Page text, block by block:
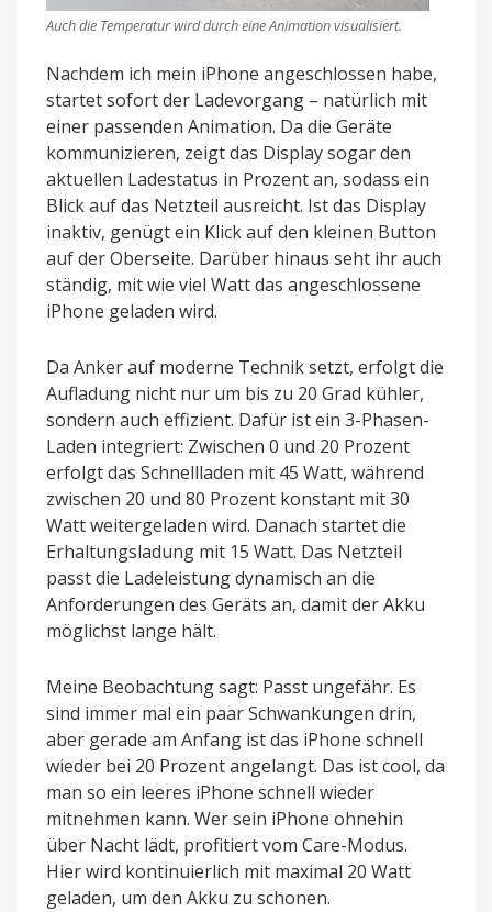
Auch die Temperatur wird durch eine Animation visualisiert.
Nachdem ich mein iPhone angeschlossen habe,
startet sofort der Ladevorgang – natürlich mit
einer passenden Animation. Da die Geräte
kommunizieren, zeigt das Display sogar den
aktuellen Ladestatus in Prozent an, sodass ein
Blick auf das Netzteil ausreicht. Ist das Display
inaktiv, genügt ein Klick auf den kleinen Button
auf der Oberseite. Darüber hinaus seht ihr auch
ständig, mit wie viel Watt das angeschlossene
iPhone geladen wird.
Da Anker auf moderne Technik setzt, erfolgt die
Aufladung nicht nur um bis zu 20 Grad kühler,
sondern auch effizient. Dafür ist ein 3-Phasen-
Laden integriert: Zwischen 0 und 20 Prozent
erfolgt das Schnellladen mit 45 Watt, während
zwischen 20 und 80 Prozent konstant mit 30
Watt weitergeladen wird. Danach startet die
Erhaltungsladung mit 15 Watt. Das Netzteil
passt die Ladeleistung dynamisch an die
Anforderungen des Geräts an, damit der Akku
möglichst lange hält.
Meine Beobachtung sagt: Passt ungefähr. Es
sind immer mal ein paar Schwankungen drin,
aber gerade am Anfang ist das iPhone schnell
wieder bei 20 Prozent angelangt. Das ist cool, da
man so ein leeres iPhone schnell wieder
mitnehmen kann. Wer sein iPhone ohnehin
über Nacht lädt, profitiert vom Care-Modus.
Hier wird kontinuierlich mit maximal 20 Watt
geladen, um den Akku zu schonen.